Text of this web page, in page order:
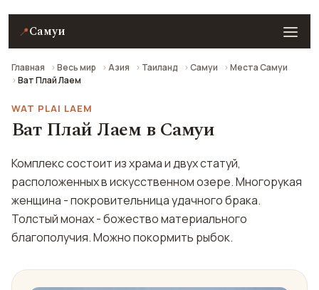
📍Самуи
Главная Весь мир Азия Таиланд Самуи
Места Самуи
Ват Плай Лаем
WAT PLAI LAEM
Ват Плай Лаем в Самуи
Комплекс состоит из храма и двух статуй,
расположенных в искусственном озере. Многорукая
женщина - покровительница удачного брака.
Толстый монах - божество материального
благополучия. Можно покормить рыбок.